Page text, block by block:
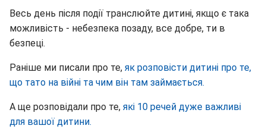
Весь день після події транслюйте дитині, якщо є така
можливість - небезпека позаду, все добре, ти в
безпеці.
Раніше ми писали про те, як розповісти дитині про те,
що тато на війні та чим він там займається.
А ще розповідали про те, які 10 речей дуже важливі
для вашої дитини.